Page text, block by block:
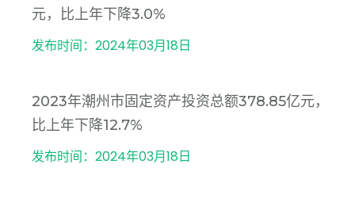
元，比上年下降3.0%
发布时间：2024年03月18日
2023年潮州市固定资产投资总额378.85亿元，
比上年下降12.7%
发布时间：2024年03月18日